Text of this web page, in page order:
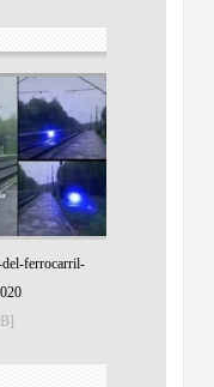
del-ferrocarril-